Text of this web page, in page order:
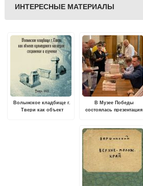
ИНТЕРЕСНЫЕ МАТЕРИАЛЫ
Волынское кладбище г.
Твери как объект
В Музее Победы
состоялась презентация